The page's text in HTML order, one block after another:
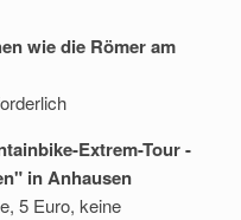
wie die Römer am
Extrem-Tour -
in Anhausen
5 Euro, keine